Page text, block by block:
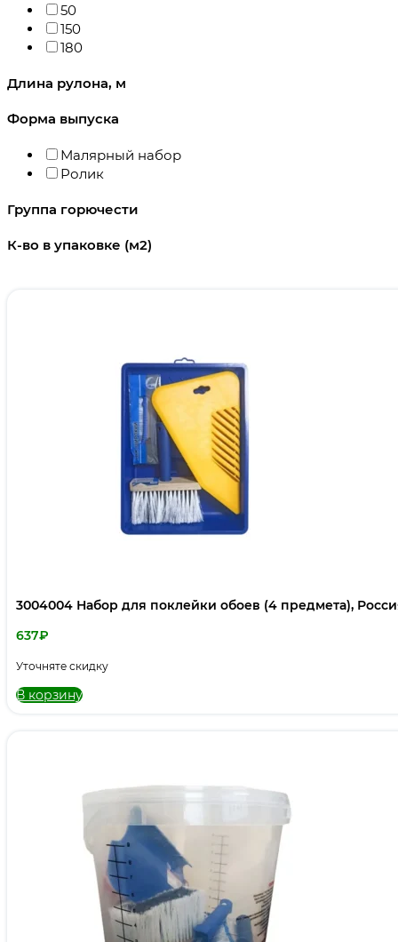
50
150
180
Длина рулона, м
Форма выпуска
Малярный набор
Ролик
Группа горючести
К-во в упаковке (м2)
3004004 Набор для поклейки обоев (4 предмета),
637₽
Уточняте скидку
В корзину